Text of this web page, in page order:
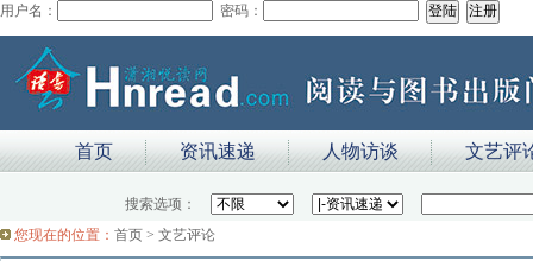
用户名： 密码：
首页 资讯速递 人物访谈 文艺评
搜索选项：
您现在的位置： 首页 > 文艺评论